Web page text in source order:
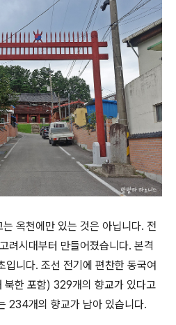
옥천에만 있는 것은 아닙니다. 전
려시대부터 만들어졌습니다. 본격
입니다. 조선 전기에 편찬한 동국여
북한 포함) 329개의 향교가 있다고
234개의 향교가 남아 있습니다.